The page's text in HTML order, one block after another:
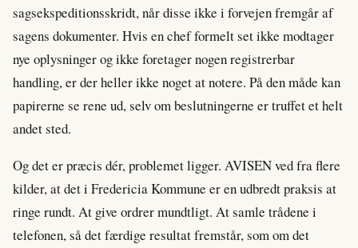
sagsekspeditionsskridt, når disse ikke i forvejen fremgår af
sagens dokumenter. Hvis en chef formelt set ikke modtager
nye oplysninger og ikke foretager nogen registrerbar
handling, er der heller ikke noget at notere. På den måde kan
papirerne se rene ud, selv om beslutningerne er truffet et helt
andet sted.
Og det er præcis dér, problemet ligger. AVISEN ved fra flere
kilder, at det i Fredericia Kommune er en udbredt praksis at
ringe rundt. At give ordrer mundtligt. At samle trådene i
telefonen, så det færdige resultat fremstår, som om det